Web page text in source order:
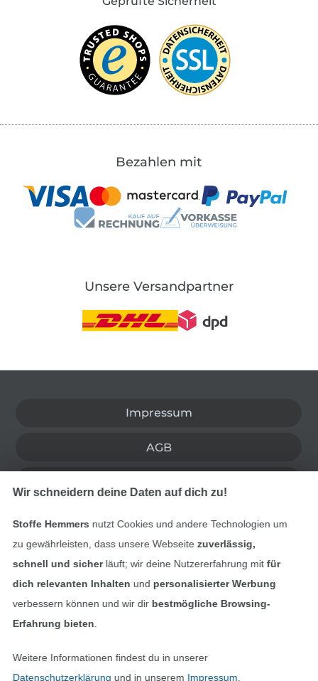
Bezahlen mit
Unsere Versandpartner
Impressum
AGB
Kontakt
Bestellung widerrufen
Finde mehr Inspiration
Wir schneidern deine Daten auf dich zu!
Stoffe Hemmers nutzt Cookies und andere Technologien um
zu gewährleisten, dass unsere Webseite zuverlässig,
schnell und sicherläuft; wir deine Nutzererfahrung mitfür
dich relevanten Inhalten und personalisierter Werbung
verbessern können und wir dir bestmögliche Browsing-
Erfahrung bieten
Weitere Informationen findest du in unserer
Datenschutzerklärung und in unserem Impressum